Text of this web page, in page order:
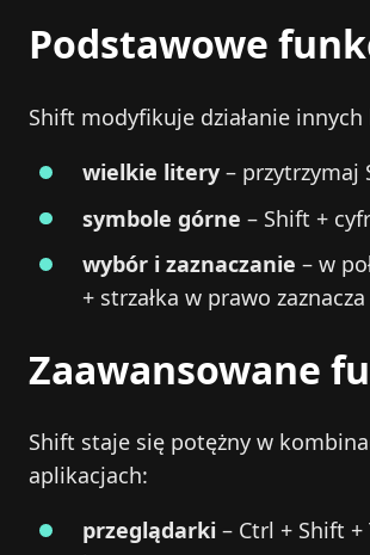
Podstawowe
Shift modyfikuje działanie
wielkie litery – przytrzymaj
symbole górne – Shift +
wybór i zaznaczanie – w
+ strzałka w prawo
Zaawansowane
Shift staje się potężny w
aplikacjach:
przeglądarki – Ctrl + Shift